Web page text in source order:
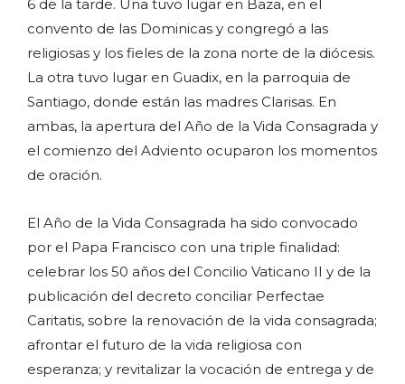
6 de la tarde. Una tuvo lugar en Baza, en el
convento de las Dominicas y congregó a las
religiosas y los fieles de la zona norte de la diócesis.
La otra tuvo lugar en Guadix, en la parroquia de
Santiago, donde están las madres Clarisas. En
ambas, la apertura del Año de la Vida Consagrada y
el comienzo del Adviento ocuparon los momentos
de oración.
El Año de la Vida Consagrada ha sido convocado
por el Papa Francisco con una triple finalidad:
celebrar los 50 años del Concilio Vaticano II y de la
publicación del decreto conciliar Perfectae
Caritatis, sobre la renovación de la vida consagrada;
afrontar el futuro de la vida religiosa con
esperanza; y revitalizar la vocación de entrega y de